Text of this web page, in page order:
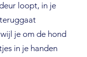
loopt, in je
je om de hond
in je handen